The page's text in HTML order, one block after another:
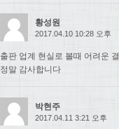
황성원
2017.04.10 10:28 오후
출판 업계 현실로 볼때 어려운
정말 감사합니다
박현주
2017.04.11 3:21 오후